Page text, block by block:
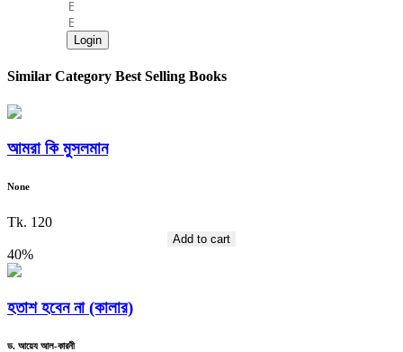
Login
Similar Category Best Selling Books
আমরা কি মুসলমান
None
Tk. 120
Add to cart
40%
হতাশ হবেন না (কালার)
ড. আয়েয আল-কারনী